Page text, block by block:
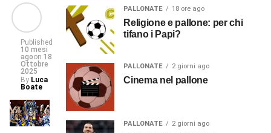
Published
10 mesi
agoon 18
Ottobre
2025
By Luca
Boate
PALLONATE 18 ore ago
Religione e pallone: per chi
tifano i Papi?
PALLONATE 2 giorni ago
Cinema nel pallone
PALLONATE 2 giorni ago